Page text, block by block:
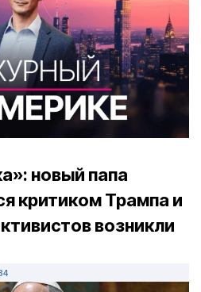
новый папа
критиком Трампа и
возникли